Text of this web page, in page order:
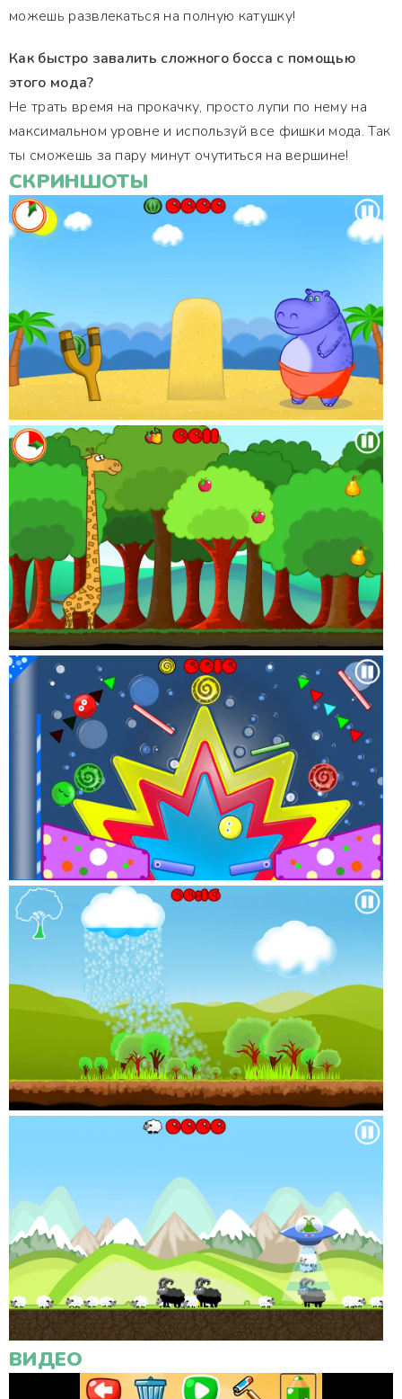
можешь развлекаться на полную катушку!
Как быстро завалить сложного босса с помощью
этого мода?
Не трать время на прокачку, просто лупи по нему на
максимальном уровне и используй все фишки мода. Так
ты сможешь за пару минут очутиться на вершине!
СКРИНШОТЫ
ВИДЕО